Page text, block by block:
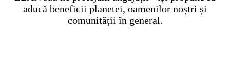
aducă beneficii planetei, oamenilor noștri și
comunității în general.